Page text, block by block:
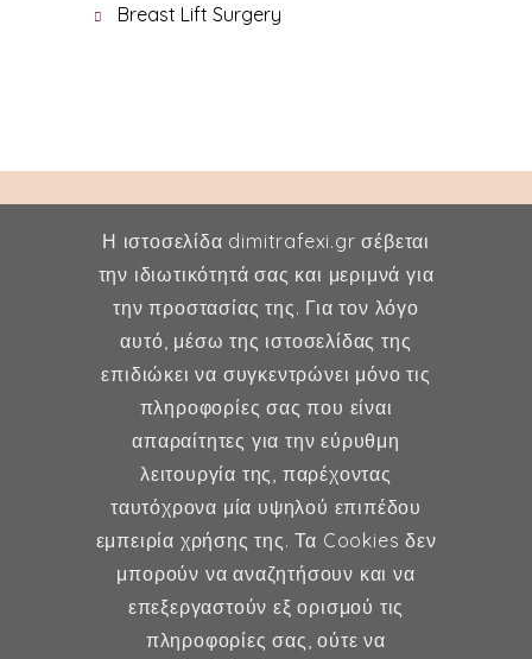
Breast Lift Surgery
Δήμητρα Φέξη
MD, MSc, FMH
Μαιευτήρας - Χειρουργός
Γυναικολόγος
Μέλος ESHRE, ISA, FMH
Γυναικολογία
Η ιστοσελίδα dimitrafexi.gr σέβεται
την ιδιωτικότητά σας και μεριμνά για
την προστασίας της. Για τον λόγο
αυτό, μέσω της ιστοσελίδας της
επιδιώκει να συγκεντρώνει μόνο τις
πληροφορίες σας που είναι
απαραίτητες για την εύρυθμη
λειτουργία της, παρέχοντας
ταυτόχρονα μία υψηλού επιπέδου
εμπειρία χρήσης της. Τα Cookies δεν
μπορούν να αναζητήσουν και να
επεξεργαστούν εξ ορισμού τις
πληροφορίες σας, ούτε να